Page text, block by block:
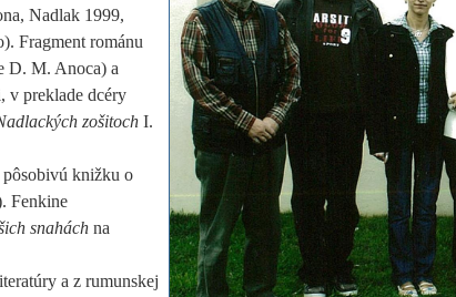
Nadlak 1999,
Fragment románu
D. M. Anoca) a
v preklade dcéry
zošitoch I.
pôsobivú knižku o
Fenkine
snahách na
a z rumunskej